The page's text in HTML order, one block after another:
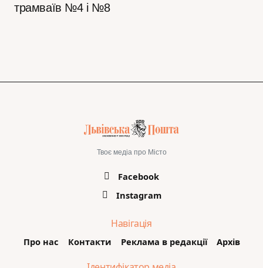
трамваїв №4 і №8
Твоє медіа про Місто
Facebook
Instagram
Навігація
Про нас Контакти Реклама в редакції Архів